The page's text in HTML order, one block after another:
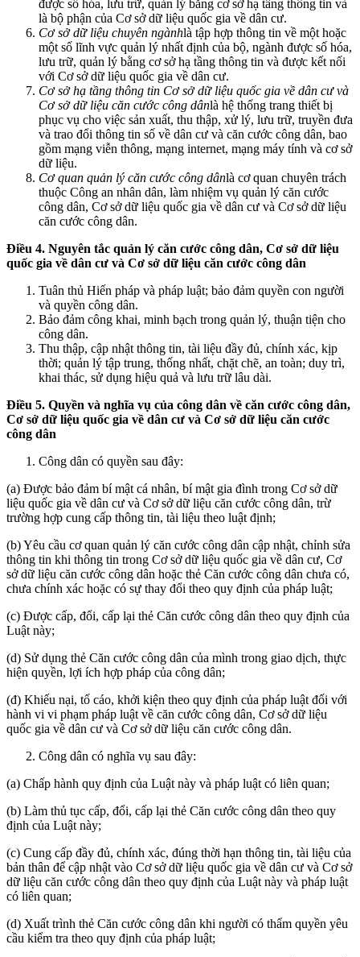
được số hóa, lưu trữ, quản lý bằng cơ sở hạ tầng thông tin và
là bộ phận của Cơ sở dữ liệu quốc gia về dân cư.
Cơ sở dữ liệu chuyên ngànhlà tập hợp thông tin về một hoặc
một số lĩnh vực quản lý nhất định của bộ, ngành được số hóa,
lưu trữ, quản lý bằng cơ sở hạ tầng thông tin và được kết nối
với Cơ sở dữ liệu quốc gia về dân cư.
Cơ sở hạ tầng thông tin Cơ sở dữ liệu quốc gia về dân cư và
Cơ sở dữ liệu căn cước công dânlà hệ thống trang thiết bị
phục vụ cho việc sản xuất, thu thập, xử lý, lưu trữ, truyền đưa
và trao đổi thông tin số về dân cư và căn cước công dân, bao
gồm mạng viễn thông, mạng internet, mạng máy tính và cơ sở
dữ liệu.
Cơ quan quản lý căn cước công dânlà cơ quan chuyên trách
thuộc Công an nhân dân, làm nhiệm vụ quản lý căn cước
công dân, Cơ sở dữ liệu quốc gia về dân cư và Cơ sở dữ liệu
căn cước công dân.
Điều 4. Nguyên tắc quản lý căn cước công dân, Cơ sở dữ liệu
quốc gia về dân cư và Cơ sở dữ liệu căn cước công dân
Tuân thủ Hiến pháp và pháp luật; bảo đảm quyền con người
và quyền công dân.
Bảo đảm công khai, minh bạch trong quản lý, thuận tiện cho
công dân.
Thu thập, cập nhật thông tin, tài liệu đầy đủ, chính xác, kịp
thời; quản lý tập trung, thống nhất, chặt chẽ, an toàn; duy trì,
khai thác, sử dụng hiệu quả và lưu trữ lâu dài.
Điều 5. Quyền và nghĩa vụ của công dân về căn cước công dân,
Cơ sở dữ liệu quốc gia về dân cư và Cơ sở dữ liệu căn cước
công dân
Công dân có quyền sau đây:
(a) Được bảo đảm bí mật cá nhân, bí mật gia đình trong Cơ sở dữ
liệu quốc gia về dân cư và Cơ sở dữ liệu căn cước công dân, trừ
trường hợp cung cấp thông tin, tài liệu theo luật định;
(b) Yêu cầu cơ quan quản lý căn cước công dân cập nhật, chỉnh sửa
thông tin khi thông tin trong Cơ sở dữ liệu quốc gia về dân cư, Cơ
sở dữ liệu căn cước công dân hoặc thẻ Căn cước công dân chưa có,
chưa chính xác hoặc có sự thay đổi theo quy định của pháp luật;
(c) Được cấp, đổi, cấp lại thẻ Căn cước công dân theo quy định của
Luật này;
(d) Sử dụng thẻ Căn cước công dân của mình trong giao dịch, thực
hiện quyền, lợi ích hợp pháp của công dân;
(đ) Khiếu nại, tố cáo, khởi kiện theo quy định của pháp luật đối với
hành vi vi phạm pháp luật về căn cước công dân, Cơ sở dữ liệu
quốc gia về dân cư và Cơ sở dữ liệu căn cước công dân.
Công dân có nghĩa vụ sau đây:
(a) Chấp hành quy định của Luật này và pháp luật có liên quan;
(b) Làm thủ tục cấp, đổi, cấp lại thẻ Căn cước công dân theo quy
định của Luật này;
(c) Cung cấp đầy đủ, chính xác, đúng thời hạn thông tin, tài liệu của
bản thân để cập nhật vào Cơ sở dữ liệu quốc gia về dân cư và Cơ sở
dữ liệu căn cước công dân theo quy định của Luật này và pháp luật
có liên quan;
(d) Xuất trình thẻ Căn cước công dân khi người có thẩm quyền yêu
cầu kiểm tra theo quy định của pháp luật;